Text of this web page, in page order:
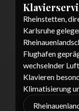
Rheinstetten,
Karlsruhe
Flughafen
wechselnder
Klavieren
Klimatisierung